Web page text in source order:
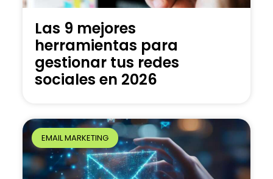
Las 9 mejores
herramientas para
gestionar tus redes
sociales en 2026
EMAIL MARKETING